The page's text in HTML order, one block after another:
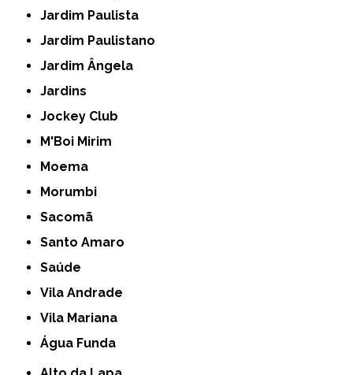
Jardim Paulista
Jardim Paulistano
Jardim Ângela
Jardins
Jockey Club
M'Boi Mirim
Moema
Morumbi
Sacomã
Santo Amaro
Saúde
Vila Andrade
Vila Mariana
Água Funda